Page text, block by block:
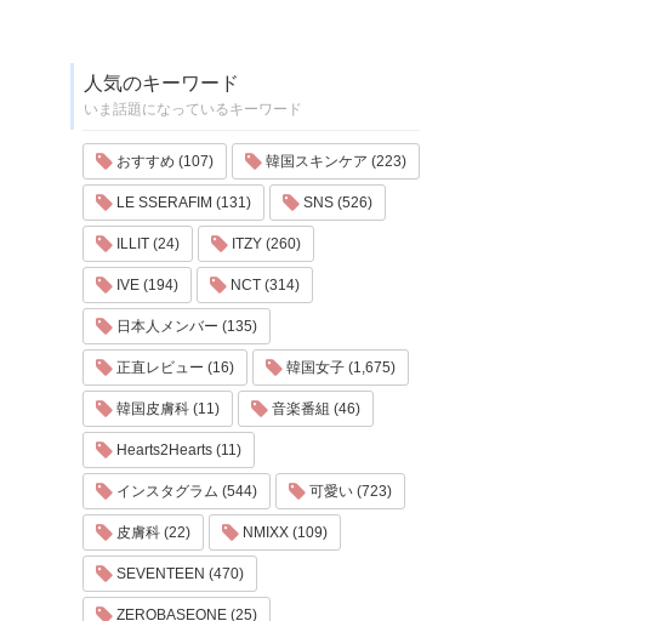
人気のキーワード
いま話題になっているキーワード
おすすめ (107) 韓国スキンケア (223)
LE SSERAFIM (131) SNS (526)
ILLIT (24) ITZY (260)
IVE (194) NCT (314)
日本人メンバー (135)
正直レビュー (16) 韓国女子 (1,675)
韓国皮膚科 (11) 音楽番組 (46)
Hearts2Hearts (11)
インスタグラム (544) 可愛い (723)
皮膚科 (22) NMIXX (109)
SEVENTEEN (470)
ZEROBASEONE (25)